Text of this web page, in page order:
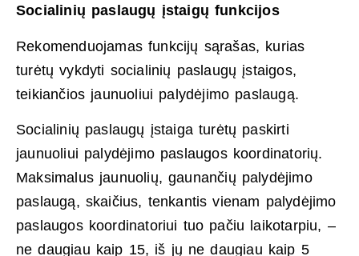
Socialinių paslaugų įstaigų funkcijos
Rekomenduojamas funkcijų sąrašas, kurias
turėtų vykdyti socialinių paslaugų įstaigos,
teikiančios jaunuoliui palydėjimo paslaugą.
Socialinių paslaugų įstaiga turėtų paskirti
jaunuoliui palydėjimo paslaugos koordinatorių.
Maksimalus jaunuolių, gaunančių palydėjimo
paslaugą, skaičius, tenkantis vienam palydėjimo
paslaugos koordinatoriui tuo pačiu laikotarpiu, –
ne daugiau kaip 15, iš jų ne daugiau kaip 5